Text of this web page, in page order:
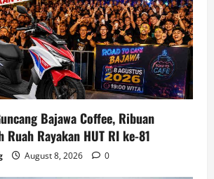
Bajawa Coffee, Ribuan
Ruah Rayakan HUT RI ke-81
August 8, 2026 0